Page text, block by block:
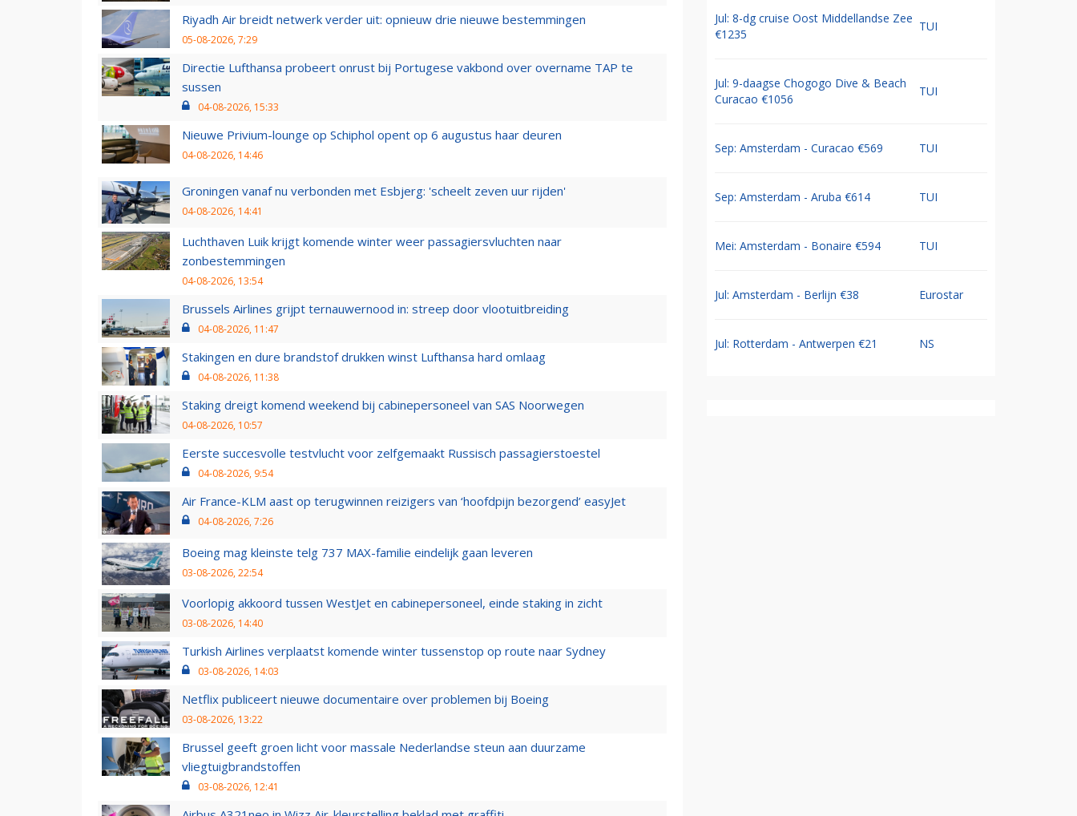
Riyadh Air breidt netwerk verder uit: opnieuw drie nieuwe bestemmingen
05-08-2026, 7:29
Directie Lufthansa probeert onrust bij Portugese vakbond over overname TAP te
sussen
04-08-2026, 15:33
Nieuwe Privium-lounge op Schiphol opent op 6 augustus haar deuren
04-08-2026, 14:46
Groningen vanaf nu verbonden met Esbjerg: 'scheelt zeven uur rijden'
04-08-2026, 14:41
Luchthaven Luik krijgt komende winter weer passagiersvluchten naar
zonbestemmingen
04-08-2026, 13:54
Brussels Airlines grijpt ternauwernood in: streep door vlootuitbreiding
04-08-2026, 11:47
Stakingen en dure brandstof drukken winst Lufthansa hard omlaag
04-08-2026, 11:38
Staking dreigt komend weekend bij cabinepersoneel van SAS Noorwegen
04-08-2026, 10:57
Eerste succesvolle testvlucht voor zelfgemaakt Russisch passagierstoestel
04-08-2026, 9:54
Air France-KLM aast op terugwinnen reizigers van ‘hoofdpijn bezorgend’ easyJet
04-08-2026, 7:26
Boeing mag kleinste telg 737 MAX-familie eindelijk gaan leveren
03-08-2026, 22:54
Voorlopig akkoord tussen WestJet en cabinepersoneel, einde staking in zicht
03-08-2026, 14:40
Turkish Airlines verplaatst komende winter tussenstop op route naar Sydney
03-08-2026, 14:03
Netflix publiceert nieuwe documentaire over problemen bij Boeing
03-08-2026, 13:22
Brussel geeft groen licht voor massale Nederlandse steun aan duurzame
vliegtuigbrandstoffen
03-08-2026, 12:41
Jul: 8-dg cruise Oost Middellandse Zee
€1235
TUI
Jul: 9-daagse Chogogo Dive & Beach
Curacao €1056
TUI
Sep: Amsterdam - Curacao €569 TUI
Sep: Amsterdam - Aruba €614 TUI
Mei: Amsterdam - Bonaire €594 TUI
Jul: Amsterdam - Berlijn €38 Eurostar
Jul: Rotterdam - Antwerpen €21 NS